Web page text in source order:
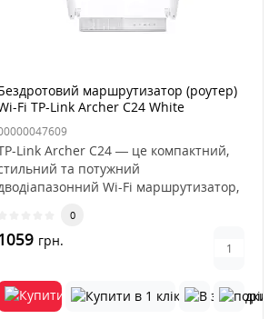
маршрутизатор (роутер)
Fi TP-Link Archer C24 White
Link Archer C24 — це компактний,
та потужний
Wi-Fi маршрутизатор,
0
грн.